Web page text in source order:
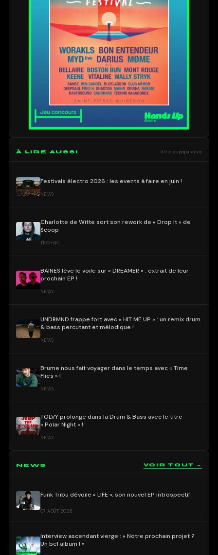
À LIRE AUSSI Articles populaires
Festivals électro 2026 : les events à faire en juin !
NEWS
Charlotte de Witte sort son rework de « Drop It » de
Scoop
TECHNO
BAÏNES lève le voile sur « DREAMER » : extrait de leur
prochain EP !
NEWS
UNDRMND frappe fort avec « HIT ME UP » : un remix drum
& bass percutant et mélodique !
NEWS
Brume nous fait voyager dans le temps avec « Time
Flies » !
NEWS
TOLVY prolonge dans la Drum & Bass avec le titre
« Polar Night » !
NEWS
NEWS VOIR TOUT →
Funk Tribu dévoile « LIFE », son nouvel EP introspectif
07 AOÛT 2026
Interview ascendant vierge : « Notre prochain projet ?
Un bel album ! »